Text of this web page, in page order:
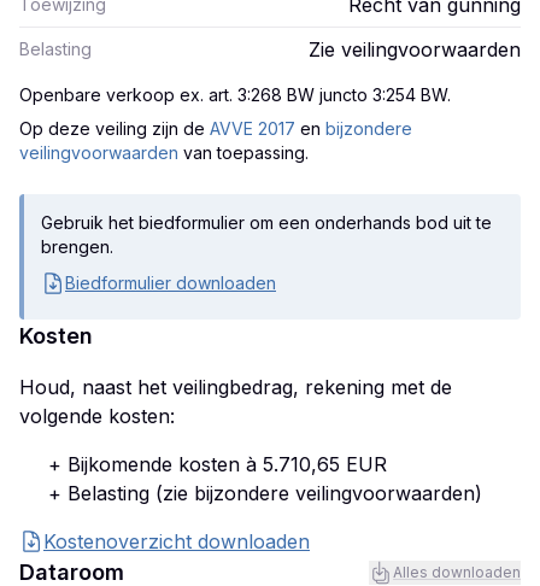
Toewijzing Recht van gunning
Belasting Zie veilingvoorwaarden
Openbare verkoop ex. art. 3:268 BW juncto 3:254 BW.
Op deze veiling zijn de AVVE 2017 en bijzondere
veilingvoorwaarden van toepassing.
Gebruik het biedformulier om een onderhands bod uit te
brengen.
Biedformulier downloaden
Kosten
Houd, naast het veilingbedrag, rekening met de
volgende kosten:
+ Bijkomende kosten à 5.710,65 EUR
+ Belasting (zie bijzondere veilingvoorwaarden)
Kostenoverzicht downloaden
Dataroom Alles downloaden